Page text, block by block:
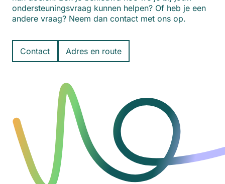
ondersteuningsvraag kunnen helpen? Of heb je een
andere vraag? Neem dan contact met ons op.
Contact Adres en route